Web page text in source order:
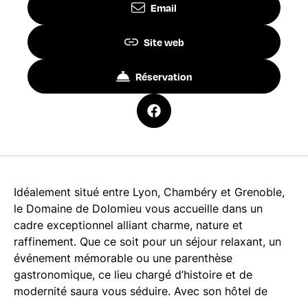
Email
Site web
Réservation
Idéalement situé entre Lyon, Chambéry et Grenoble,
le Domaine de Dolomieu vous accueille dans un
cadre exceptionnel alliant charme, nature et
raffinement. Que ce soit pour un séjour relaxant, un
événement mémorable ou une parenthèse
gastronomique, ce lieu chargé d’histoire et de
modernité saura vous séduire. Avec son hôtel de